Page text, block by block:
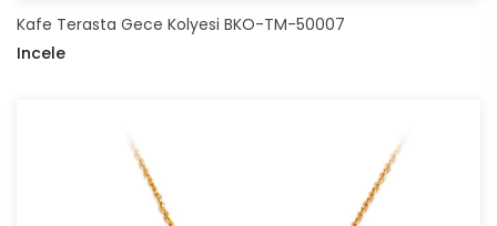
Kafe Terasta Gece Kolyesi BKO-TM-50007
Incele